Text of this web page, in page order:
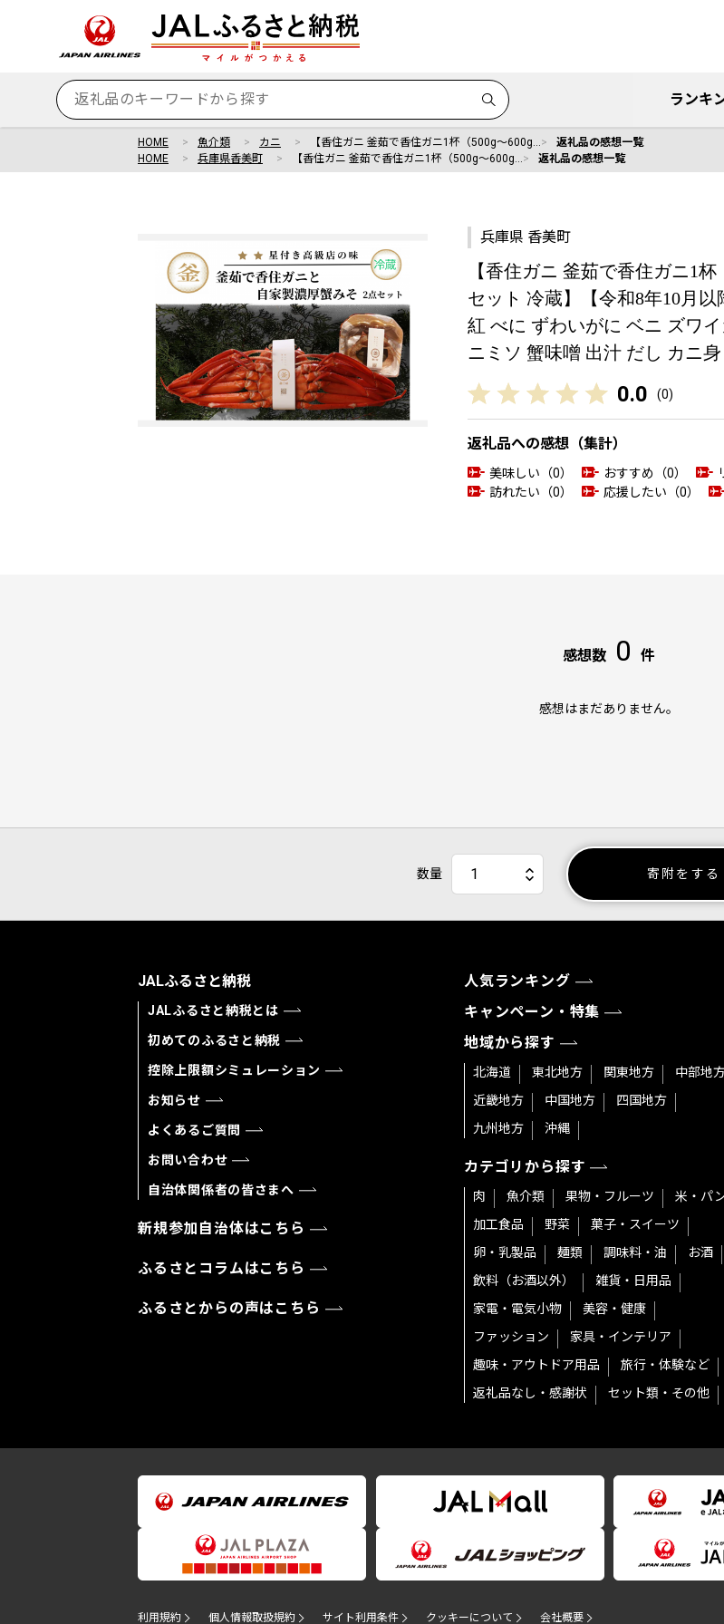
ランキ
HOME 魚介類 カニ 【香住ガニ 釜茹で香住ガニ1杯（500g～600g…
返礼品の感想一覧
HOME
兵庫県香美町 【香住ガニ 釜茹で香住ガニ1杯（500g～600g… 返礼品の感想一覧
兵庫県 香美町
【香住ガニ 釜茹で香住ガニ1杯
セット 冷蔵】【令和8年10月
紅 べに ずわいがに ベニ ズワ
ニミソ 蟹味噌 出汁 だし カニ
0.0 (0)
返礼品への感想（集計）
美味しい（0） おすすめ（0）
訪れたい（0）
応援したい（0）
感想数 0 件
感想はまだありません。
数量 寄附をする
JALふるさと納税
JALふるさと納税とは
初めてのふるさと納税
控除上限額シミュレーション
お知らせ
よくあるご質問
お問い合わせ
自治体関係者の皆さまへ
新規参加自治体はこちら
ふるさとコラムはこちら
ふるさとからの声はこちら
人気ランキング
キャンペーン・特集
地域から探す
北海道 東北地方 関東地方
中部地
近畿地方
中国地方
四国地方
九州地方
沖縄
カテゴリから探す
肉 魚介類 果物・フルーツ
米・パ
加工食品
野菜
菓子・スイーツ
卵・乳製品
麺類 調味料・油
お酒
飲料（お酒以外）
雑貨・日用品
家電・電気小物
美容・健康
ファッション
家具・インテリア
趣味・アウトドア用品
旅行・体験など
返礼品なし・感謝状
セット類・その他
利用規約 個人情報取扱規約 サイト利用条件 クッキーについて 会社概要